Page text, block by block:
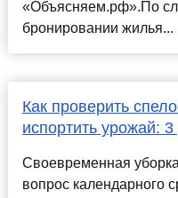
«Объясняем.рф».По
бронировании жилья...
Как проверить
испортить урожай:
Своевременная
вопрос календарного